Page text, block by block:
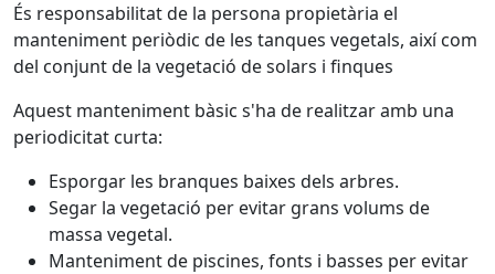
És responsabilitat de la persona propietària el
manteniment periòdic de les tanques vegetals, així com
del conjunt de la vegetació de solars i finques
Aquest manteniment bàsic s'ha de realitzar amb una
periodicitat curta:
Esporgar les branques baixes dels arbres.
Segar la vegetació per evitar grans volums de
massa vegetal.
Manteniment de piscines, fonts i basses per evitar